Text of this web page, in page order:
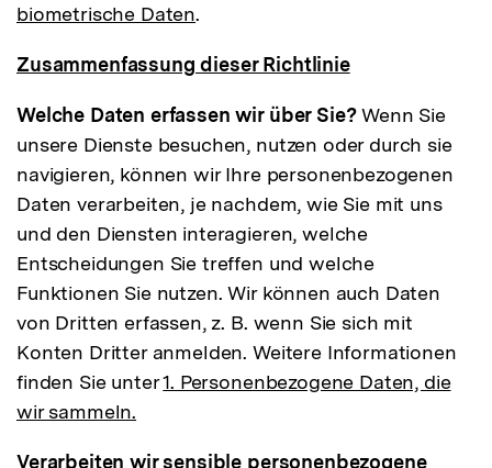
biometrische Daten.
Zusammenfassung dieser Richtlinie
Welche Daten erfassen wir über Sie?Wenn Sie
unsere Dienste besuchen, nutzen oder durch sie
navigieren, können wir Ihre personenbezogenen
Daten verarbeiten, je nachdem, wie Sie mit uns
und den Diensten interagieren, welche
Entscheidungen Sie treffen und welche
Funktionen Sie nutzen. Wir können auch Daten
von Dritten erfassen, z. B. wenn Sie sich mit
Konten Dritter anmelden. Weitere Informationen
finden Sie unter1. Personenbezogene Daten, die
wir sammeln.
Verarbeiten wir sensible personenbezogene